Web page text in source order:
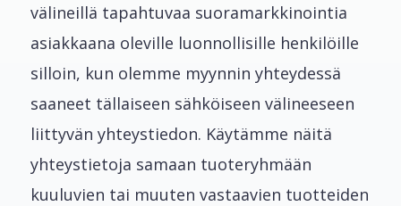
välineillä tapahtuvaa suoramarkkinointia
asiakkaana oleville luonnollisille henkilöille
silloin, kun olemme myynnin yhteydessä
saaneet tällaiseen sähköiseen välineeseen
liittyvän yhteystiedon. Käytämme näitä
yhteystietoja samaan tuoteryhmään
kuuluvien tai muuten vastaavien tuotteiden